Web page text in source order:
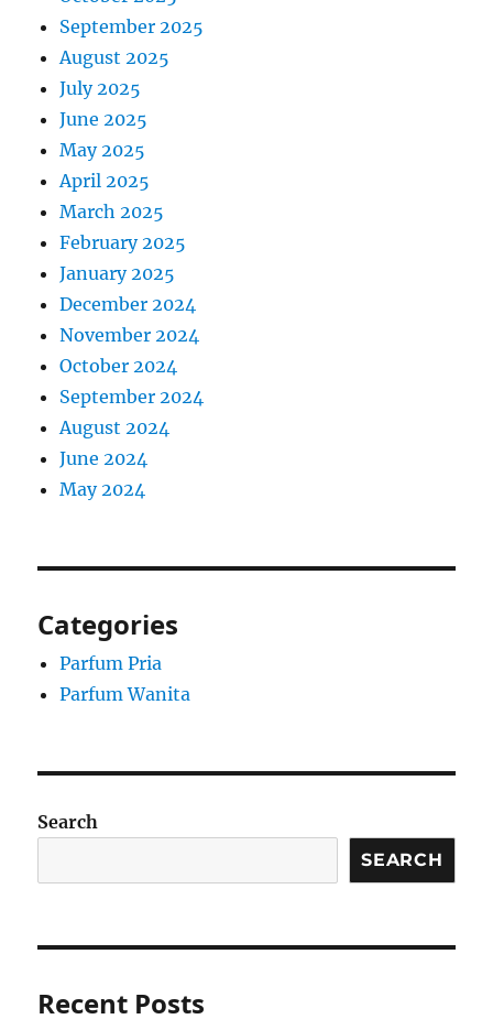
September 2025
August 2025
July 2025
June 2025
May 2025
April 2025
March 2025
February 2025
January 2025
December 2024
November 2024
October 2024
September 2024
August 2024
June 2024
May 2024
Categories
Parfum Pria
Parfum Wanita
Search
SEARCH
Recent Posts